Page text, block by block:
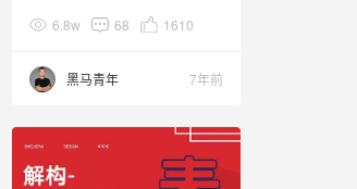
6.8w 68 1610
黑马青年 7年前